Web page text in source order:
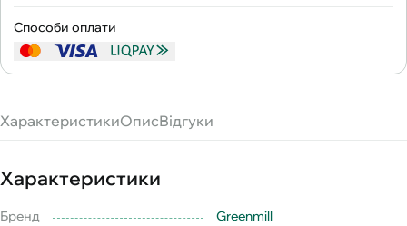
Способи оплати
ХарактеристикиОписВідгуки
Характеристики
Бренд
Greenmill